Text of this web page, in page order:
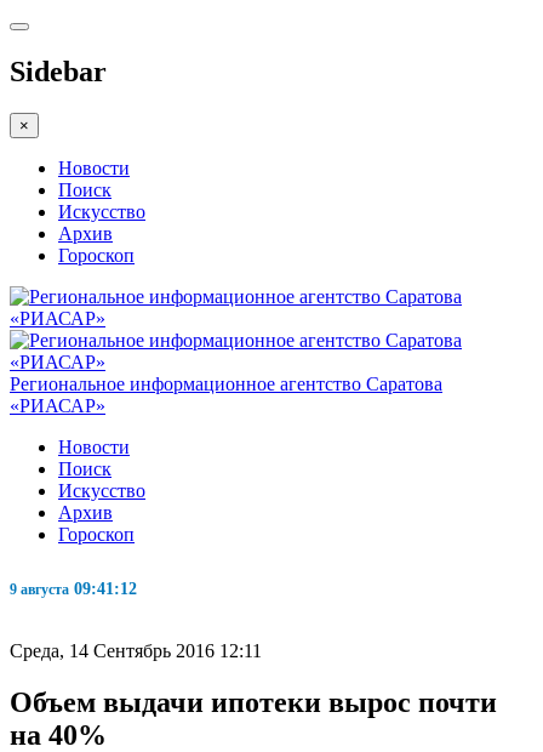
Sidebar
×
Новости
Поиск
Искусство
Архив
Гороскоп
Региональное информационное агентство Саратова
«РИАСАР»
Новости
Поиск
Искусство
Архив
Гороскоп
9 августа 09:41:12
Среда, 14 Сентябрь 2016 12:11
Объем выдачи ипотеки вырос почти
на 40%